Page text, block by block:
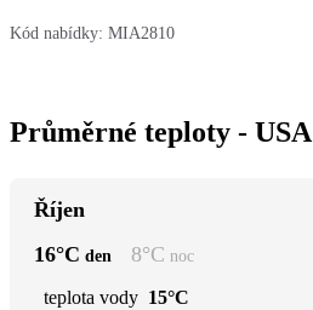
Kód nabídky: MIA2810
Průměrné teploty - USA
Říjen
16°C den 8°C noc
teplota vody 15°C